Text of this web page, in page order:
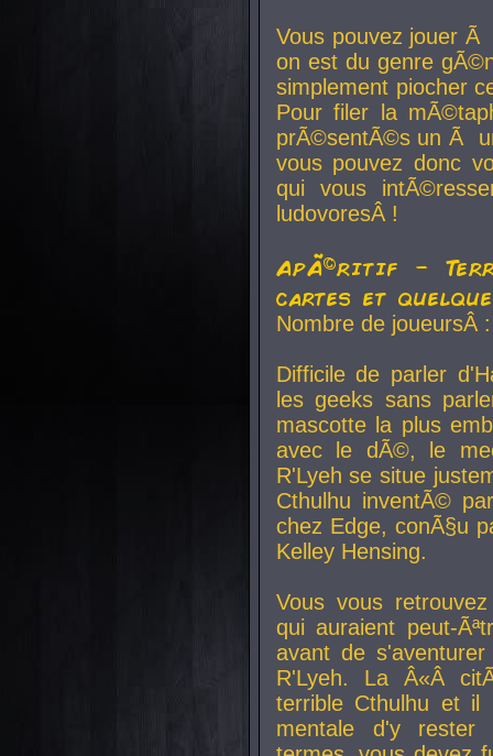
Vous pouvez jouer
on est du genre
simplement piocher
Pour filer la
prÃ©sentÃ©s un Ã
vous pouvez donc
qui vous
ludovoresÂ !
ApÃ©ritif -
cartes et
Nombre de
Difficile de parler
les geeks sans
mascotte la plus
avec le dÃ©, le
R'Lyeh se situe
Cthulhu inventÃ©
chez Edge, conÃ§u
Kelley Hensing.
Vous vous
qui auraient peut-
avant de
R'Lyeh. La Â«Â
terrible Cthulhu et
mentale d'y rester